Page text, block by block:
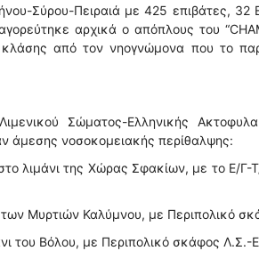
Σύρου-Πειραιά με 425 επιβάτες, 32
αρχικά ο απόπλους του
κλάσης από τον νηογνώμονα που το
Σώματος-Ελληνικής
άμεσης νοσοκομειακής περίθαλψης:
λιμάνι της Χώρας Σφακίων, με το Ε/
Μυρτιών Καλύμνου, με Περιπολικό
του Βόλου, με Περιπολικό σκάφος Λ.Σ.-